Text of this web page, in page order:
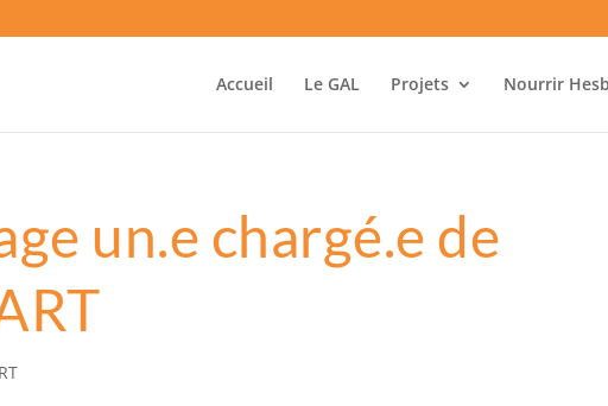
Accueil Le GAL Projets Nourrir
un.e chargé.e de